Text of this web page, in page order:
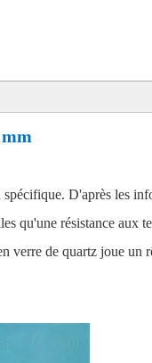
D'après les
qu'une résistance aux
verre de quartz joue un